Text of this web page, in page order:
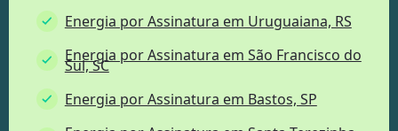
Energia por Assinatura em Uruguaiana, RS
Energia por Assinatura em São Francisco do
Sul, SC
Energia por Assinatura em Bastos, SP